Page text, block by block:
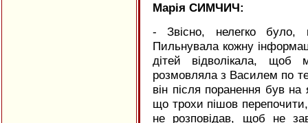
Марія СИМЧИЧ:
- Звісно, нелегко
Пильнувала кожну
дітей відволікала,
розмовляла з Василем по
він після поранення був на
що трохи пішов перепочити,
не розповідав, щоб не